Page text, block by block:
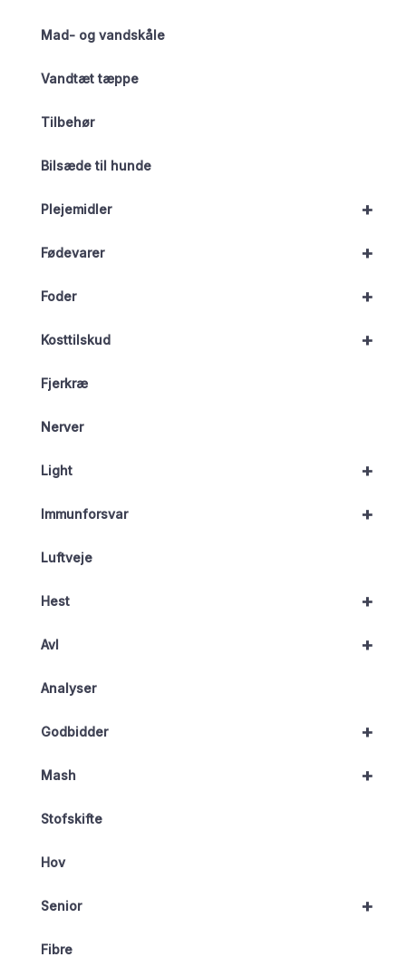
Mad- og vandskåle
Vandtæt tæppe
Tilbehør
Bilsæde til hunde
+
Plejemidler
+
Fødevarer
+
Foder
+
Kosttilskud
Fjerkræ
Nerver
+
Light
+
Immunforsvar
Luftveje
+
Hest
+
Avl
Analyser
+
Godbidder
+
Mash
Stofskifte
Hov
+
Senior
Fibre